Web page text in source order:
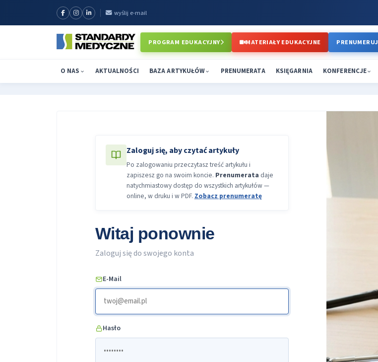
wyślij e-mail
PROGRAM EDUKACYJNY MATERIAŁY EDUKACYJNE PRENUMERUJ
O NAS AKTUALNOŚCI BAZA ARTYKUŁÓW PRENUMERATA KSIĘGARNIA KONFERENCJE
Zaloguj się, aby czytać artykuły
Po zalogowaniu przeczytasz treść artykułu i
zapiszesz go na swoim koncie. Prenumerata daje
natychmiastowy dostęp do wszystkich artykułów —
online, w druku i w PDF. Zobacz prenumeratę
Witaj ponownie
Zaloguj się do swojego konta
E-Mail
Hasło